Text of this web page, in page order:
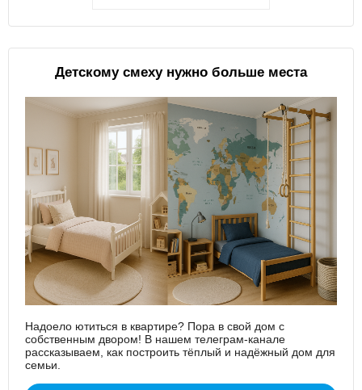
Детскому смеху нужно больше места
Надоело ютиться в квартире? Пора в свой дом с
собственным двором! В нашем телеграм-канале
рассказываем, как построить тёплый и надёжный дом для
семьи.